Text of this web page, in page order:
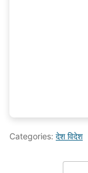
Categories: देश विदेश